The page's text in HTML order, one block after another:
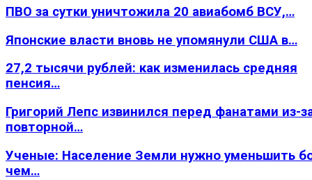
ПВО за сутки уничтожила 20 авиабомб ВСУ,…
Японские власти вновь не упомянули США в…
27,2 тысячи рублей: как изменилась средняя
пенсия…
Григорий Лепс извинился перед фанатами из-
повторной…
Ученые: Население Земли нужно уменьшить
чем…